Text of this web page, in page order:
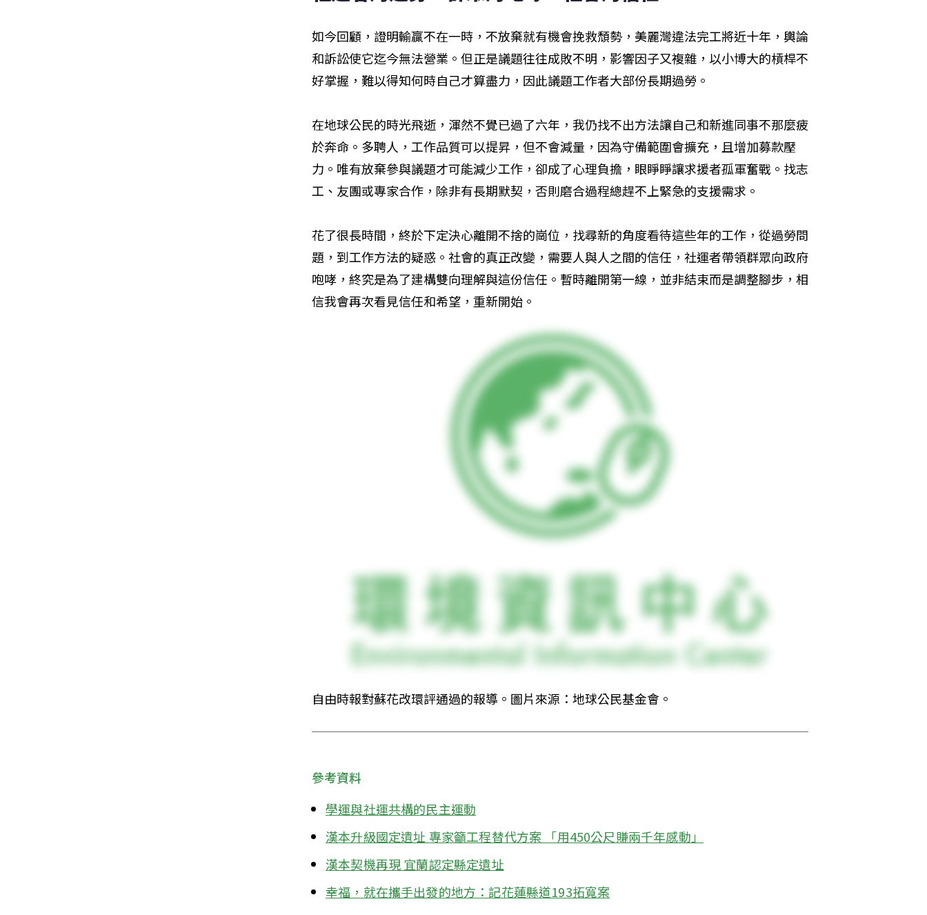
如今回顧，證明輸贏不在一時，不放棄就有機會挽救頹勢，美麗灣違法完工將近十年，輿論
和訴訟使它迄今無法營業。但正是議題往往成敗不明，影響因子又複雜，以小博大的槓桿不
好掌握，難以得知何時自己才算盡力，因此議題工作者大部份長期過勞。
在地球公民的時光飛逝，渾然不覺已過了六年，我仍找不出方法讓自己和新進同事不那麼疲
於奔命。多聘人，工作品質可以提昇，但不會減量，因為守備範圍會擴充，且增加募款壓
力。唯有放棄參與議題才可能減少工作，卻成了心理負擔，眼睜睜讓求援者孤軍奮戰。找志
工、友團或專家合作，除非有長期默契，否則磨合過程總趕不上緊急的支援需求。
花了很長時間，終於下定決心離開不捨的崗位，找尋新的角度看待這些年的工作，從過勞問
題，到工作方法的疑惑。社會的真正改變，需要人與人之間的信任，社運者帶領群眾向政府
咆哮，終究是為了建構雙向理解與這份信任。暫時離開第一線，並非結束而是調整腳步，相
信我會再次看見信任和希望，重新開始。
自由時報對蘇花改環評通過的報導。圖片來源：地球公民基金會。
參考資料
學運與社運共構的民主運動
漢本升級國定遺址 專家籲工程替代方案 「用450公尺賺兩千年感動」
漢本契機再現 宜蘭認定縣定遺址
幸福，就在攜手出發的地方：記花蓮縣道193拓寬案